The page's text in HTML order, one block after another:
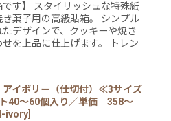
です】 スタイリッシュな特殊紙
菓子用の高級貼箱。 シンプル
デザインで、クッキーや焼き
を上品に仕上げます。 トレン
イボリー（仕切付）≪3サイズ
40〜60個入り／単価 358〜
ivory